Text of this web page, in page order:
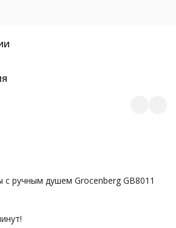
с ручным душем Grocenberg GB8011